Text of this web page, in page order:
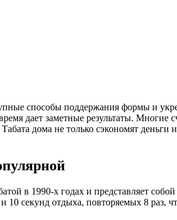
способы поддержания формы и
дает заметные результаты.
дома не только сэкономят
в 1990-х годах и представляет
секунд отдыха, повторяемых 8 раз,